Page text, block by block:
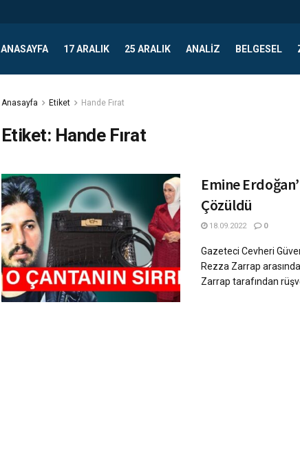
ANASAYFA 17 ARALIK 25 ARALIK ANALIZ BELGESEL
Anasayfa Etiket Hande Fırat
Etiket: Hande Fırat
Emine
Çözüldü
18.09.2022 0
Gazeteci Cevheri
Rezza Zarrap
Zarrap tarafından